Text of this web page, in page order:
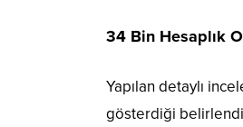
34 Bin Hesaplık
Yapılan detaylı
gösterdiği